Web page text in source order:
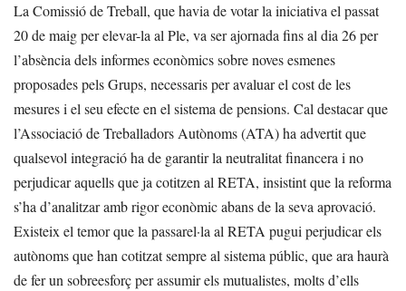
La Comissió de Treball, que havia de votar la iniciativa el passat
20 de maig per elevar-la al Ple, va ser ajornada fins al dia 26 per
l’absència dels informes econòmics sobre noves esmenes
proposades pels Grups, necessaris per avaluar el cost de les
mesures i el seu efecte en el sistema de pensions. Cal destacar que
l’Associació de Treballadors Autònoms (ATA) ha advertit que
qualsevol integració ha de garantir la neutralitat financera i no
perjudicar aquells que ja cotitzen al RETA, insistint que la reforma
s’ha d’analitzar amb rigor econòmic abans de la seva aprovació.
Existeix el temor que la passarel·la al RETA pugui perjudicar els
autònoms que han cotitzat sempre al sistema públic, que ara haurà
de fer un sobreesforç per assumir els mutualistes, molts d’ells